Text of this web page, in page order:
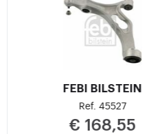
FEBI BILSTEIN
Ref. 45527
€ 168,55